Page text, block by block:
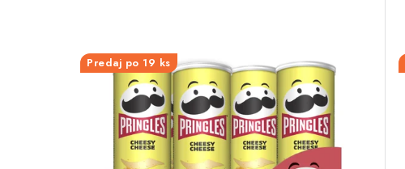
Predaj po 19 ks